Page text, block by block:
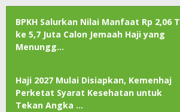
BPKH Salurkan Nilai Manfaat Rp 2,06 T
ke 5,7 Juta Calon Jemaah Haji yang
Menungg…
Haji 2027 Mulai Disiapkan, Kemenhaj
Perketat Syarat Kesehatan untuk
Tekan Angka …